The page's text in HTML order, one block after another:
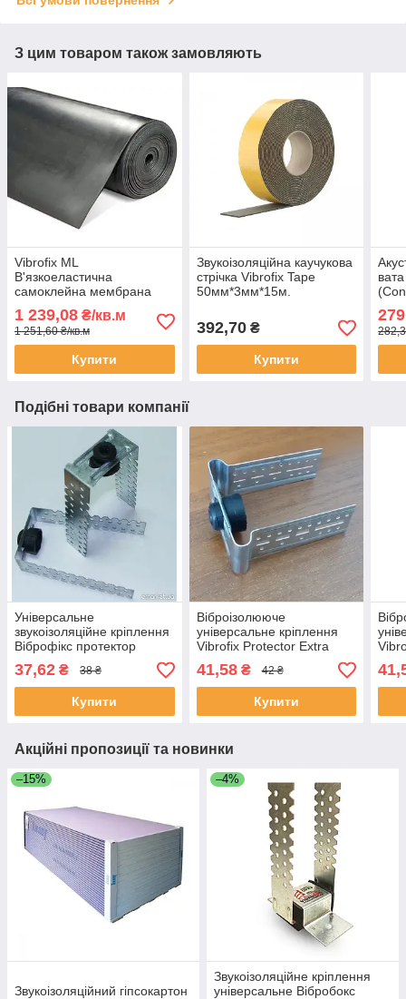
З цим товаром також замовляють
Vibrofix ML
В'язкоеластична
самоклейна мембрана
(звуковий бар'єр)
1,2*1,2м*2,6мм
1 239,08 ₴/кв.м
1 251,60 ₴/кв.м
Купити
Звукоізоляційна каучукова
стрічка Vibrofix Tape
50мм*3мм*15м.
392,70₴
Купити
Подібні товари компанії
Універсальне
звукоізоляційне кріплення
Віброфікс протектор
37,62 ₴ 38 ₴
Купити
Віброізолююче
універсальне кріплення
Vibrofix Protector Extra
41,58₴ 42 ₴
Купити
Акційні пропозиції та новинки
–15%
Звукоізоляційний гіпсокартон
–4%
Звукоізоляційне кріплення
універсальне Вібробокс